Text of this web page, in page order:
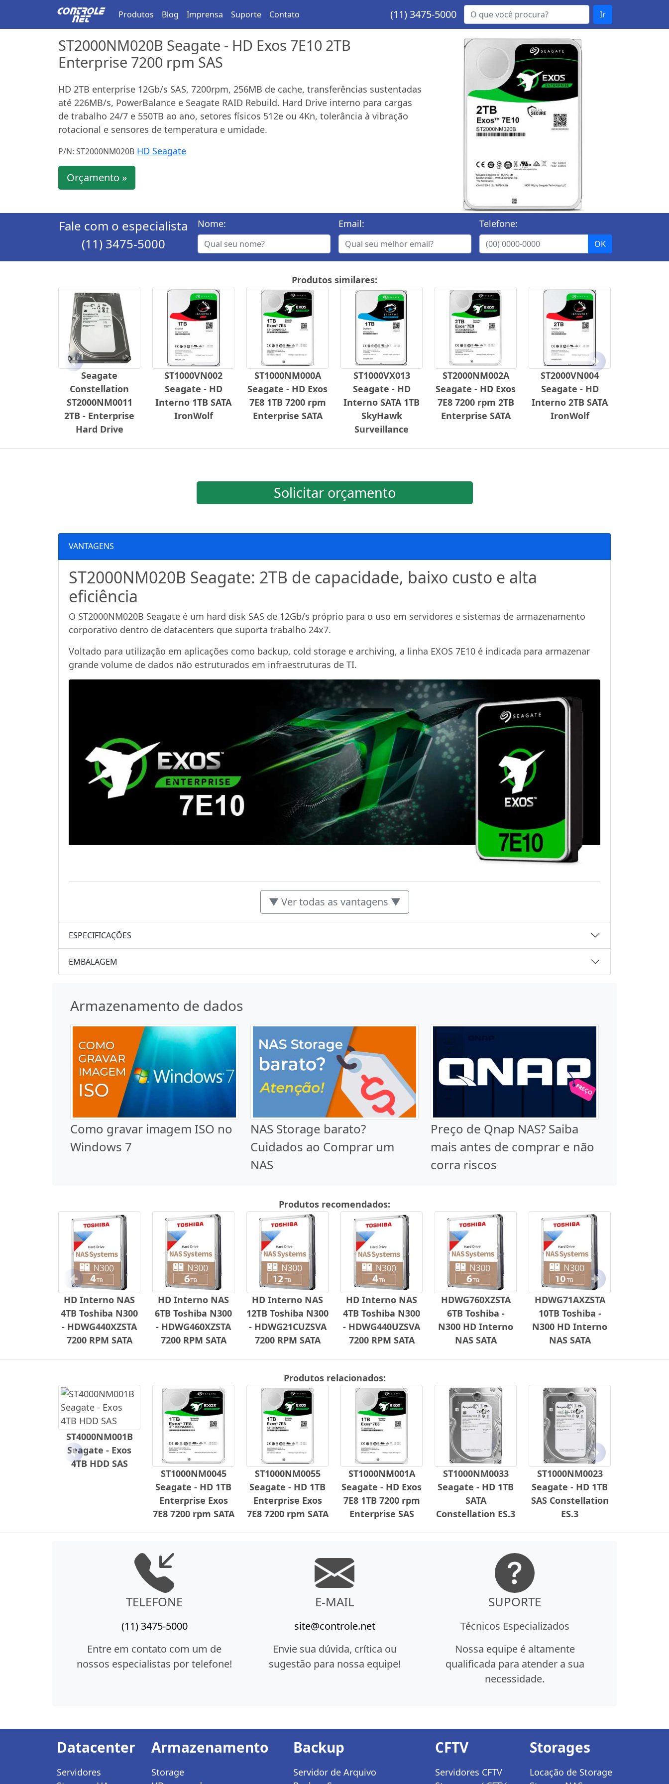
Produtos Blog Imprensa Suporte Contato (11) 3475-5000 Ir
ST2000NM020B Seagate - HD Exos 7E10 2TB
Enterprise 7200 rpm SAS
HD 2TB enterprise 12Gb/s SAS, 7200rpm, 256MB de cache, transferências sustentadas
até 226MB/s, PowerBalance e Seagate RAID Rebuild. Hard Drive interno para cargas
de trabalho 24/7 e 550TB ao ano, setores físicos 512e ou 4Kn, tolerância à vibração
rotacional e sensores de temperatura e umidade.
P/N: ST2000NM020B HD Seagate
Orçamento »
Fale com o especialista
(11) 3475-5000
Nome: Email: Telefone:
Produtos similares:
Seagate
Constellation
ST2000NM0011
2TB - Enterprise
Hard Drive
ST1000VN002
Seagate - HD
Interno 1TB SATA
IronWolf
ST1000NM000A
Seagate - HD Exos
7E8 1TB 7200 rpm
Enterprise SATA
ST1000VX013
Seagate - HD
Interno SATA 1TB
SkyHawk
Surveillance
ST2000NM002A
Seagate - HD Exos
7E8 7200 rpm 2TB
Enterprise SATA
ST2000VN004
Seagate - HD
Interno 2TB SATA
IronWolf
Anterior Próximo
Solicitar orçamento
VANTAGENS
ST2000NM020B Seagate: 2TB de capacidade, baixo custo e alta
eficiência
O ST2000NM020B Seagate é um hard disk SAS de 12Gb/s próprio para o uso em servidores e sistemas de armazenamento
corporativo dentro de datacenters que suporta trabalho 24x7.
Voltado para utilização em aplicações como backup, cold storage e archiving, a linha EXOS 7E10 é indicada para armazenar
grande volume de dados não estruturados em infraestruturas de TI.
▼ Ver todas as vantagens ▼
ESPECIFICAÇÕES
EMBALAGEM
Armazenamento de dados
Como gravar imagem ISO no
Windows 7
NAS Storage barato?
Cuidados ao Comprar um
NAS
Preço de Qnap NAS? Saiba
mais antes de comprar e não
corra riscos
Produtos recomendados:
HD Interno NAS
4TB Toshiba N300
- HDWG440XZSTA
7200 RPM SATA
HD Interno NAS
6TB Toshiba N300
- HDWG460XZSTA
7200 RPM SATA
HD Interno NAS
12TB Toshiba N300
- HDWG21CUZSVA
7200 RPM SATA
HD Interno NAS
4TB Toshiba N300
- HDWG440UZSVA
7200 RPM SATA
HDWG760XZSTA
6TB Toshiba -
N300 HD Interno
NAS SATA
HDWG71AXZSTA
10TB Toshiba -
N300 HD Interno
NAS SATA
Anterior Próximo
Produtos relacionados:
ST4000NM001B
Seagate - Exos
4TB HDD SAS
ST1000NM0045
Seagate - HD 1TB
Enterprise Exos
7E8 7200 rpm SATA
ST1000NM0055
Seagate - HD 1TB
Enterprise Exos
7E8 7200 rpm SATA
ST1000NM001A
Seagate - HD Exos
7E8 1TB 7200 rpm
Enterprise SAS
ST1000NM0033
Seagate - HD 1TB
SATA
Constellation ES.3
ST1000NM0023
Seagate - HD 1TB
SAS Constellation
ES.3
Anterior Próximo
TELEFONE
(11) 3475-5000
Entre em contato com um de
nossos especialistas por telefone!
E-MAIL
site@controle.net
Envie sua dúvida, crítica ou
sugestão para nossa equipe!
SUPORTE
Técnicos Especializados
Nossa equipe é altamente
qualificada para atender a sua
necessidade.
Datacenter
Servidores
Armazenamento
Storage
Backup
Servidor de Arquivo
CFTV
Servidores CFTV
Storages
Locação de Storage